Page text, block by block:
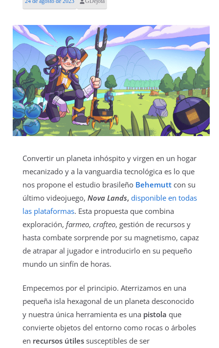
Convertir un planeta inhóspito y virgen en un hogar
mecanizado y a la vanguardia tecnológica es lo que
nos propone el estudio brasileño Behemutt con su
último videojuego, Nova Lands, disponible en todas
las plataformas. Esta propuesta que combina
exploración, farmeo, crafteo, gestión de recursos y
hasta combate sorprende por su magnetismo, capaz
de atrapar al jugador e introducirlo en su pequeño
mundo un sinfín de horas.
Empecemos por el principio. Aterrizamos en una
pequeña isla hexagonal de un planeta desconocido
y nuestra única herramienta es una pistola que
convierte objetos del entorno como rocas o árboles
en recursos útiles susceptibles de ser